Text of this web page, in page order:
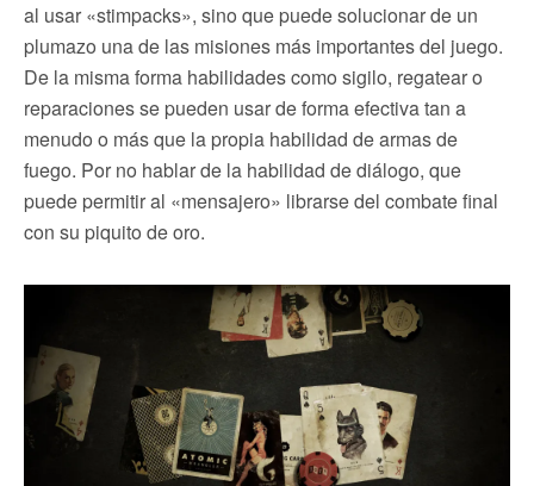
al usar «stimpacks», sino que puede solucionar de un
plumazo una de las misiones más importantes del juego.
De la misma forma habilidades como sigilo, regatear o
reparaciones se pueden usar de forma efectiva tan a
menudo o más que la propia habilidad de armas de
fuego. Por no hablar de la habilidad de diálogo, que
puede permitir al «mensajero» librarse del combate final
con su piquito de oro.